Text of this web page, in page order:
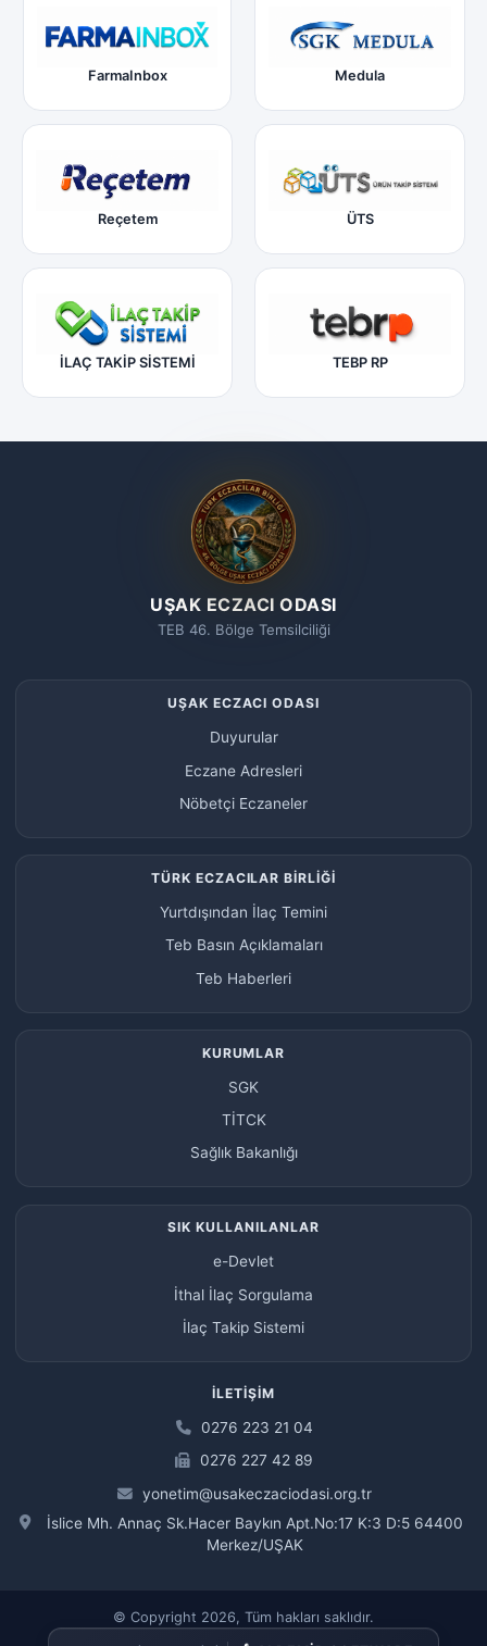
FarmaInbox Medula
Reçetem ÜTS
İLAÇ TAKİP SİSTEMİ TEBP RP
UŞAK ECZACI ODASI
TEB 46. Bölge Temsilciliği
UŞAK ECZACI ODASI
Duyurular
Eczane Adresleri
Nöbetçi Eczaneler
TÜRK ECZACILAR BİRLİĞİ
Yurtdışından İlaç Temini
Teb Basın Açıklamaları
Teb Haberleri
KURUMLAR
SGK
TİTCK
Sağlık Bakanlığı
SIK KULLANILANLAR
e-Devlet
İthal İlaç Sorgulama
İlaç Takip Sistemi
İLETIŞIM
0276 223 21 04
0276 227 42 89
yonetim@usakeczaciodasi.org.tr
İslice Mh. Annaç Sk.Hacer Baykın Apt.No:17 K:3 D:5 64400
Merkez/UŞAK
© Copyright 2026, Tüm hakları saklıdır.